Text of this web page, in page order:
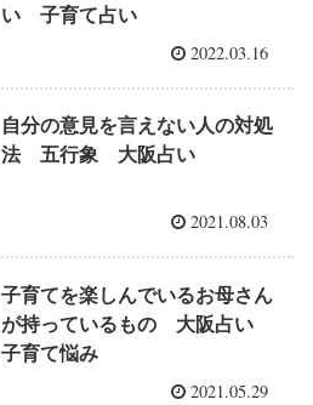
い 子育て占い
2022.03.16
自分の意見を言えない人の対処
法 五行象 大阪占い
2021.08.03
子育てを楽しんでいるお母さん
が持っているもの 大阪占い
子育て悩み
2021.05.29